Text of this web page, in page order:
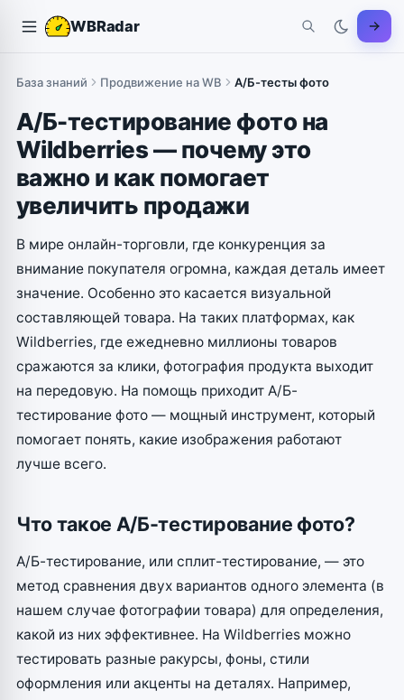
WBRadar
База знаний Продвижение на WB А/Б-тесты фото
А/Б-тестирование фото на
Wildberries — почему это
важно и как помогает
увеличить продажи
В мире онлайн-торговли, где конкуренция за
внимание покупателя огромна, каждая деталь имеет
значение. Особенно это касается визуальной
составляющей товара. На таких платформах, как
Wildberries, где ежедневно миллионы товаров
сражаются за клики, фотография продукта выходит
на передовую. На помощь приходит А/Б-
тестирование фото — мощный инструмент, который
помогает понять, какие изображения работают
лучше всего.
Что такое А/Б-тестирование фото?
А/Б-тестирование, или сплит-тестирование, — это
метод сравнения двух вариантов одного элемента (в
нашем случае фотографии товара) для определения,
какой из них эффективнее. На Wildberries можно
тестировать разные ракурсы, фоны, стили
оформления или акценты на деталях. Например,